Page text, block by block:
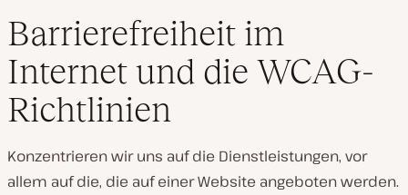
Barrierefreiheit im
Internet und die WCAG-
Richtlinien
Konzentrieren wir uns auf die Dienstleistungen, vor
allem auf die, die auf einer Website angeboten werden.